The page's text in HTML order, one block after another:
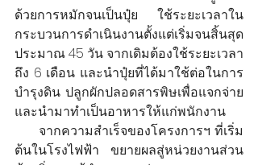
ด้วยการหมักจนเป็นปุ๋ย ใช้ระยะเวลาใน
กระบวนการดำเนินงานตั้งแต่เริ่มจนสิ้นสุด
ประมาณ 45 วัน จากเดิมต้องใช้ระยะเวลา
ถึง 6 เดือน และนำปุ๋ยที่ได้มาใช้ต่อในการ
บำรุงดิน ปลูกผักปลอดสารพิษเพื่อแจกจ่าย
และนำมาทำเป็นอาหารให้แก่พนักงาน
จากความสำเร็จของโครงการฯ ที่เริ่ม
ต้นในโรงไฟฟ้า ขยายผลสู่หน่วยงานส่วน